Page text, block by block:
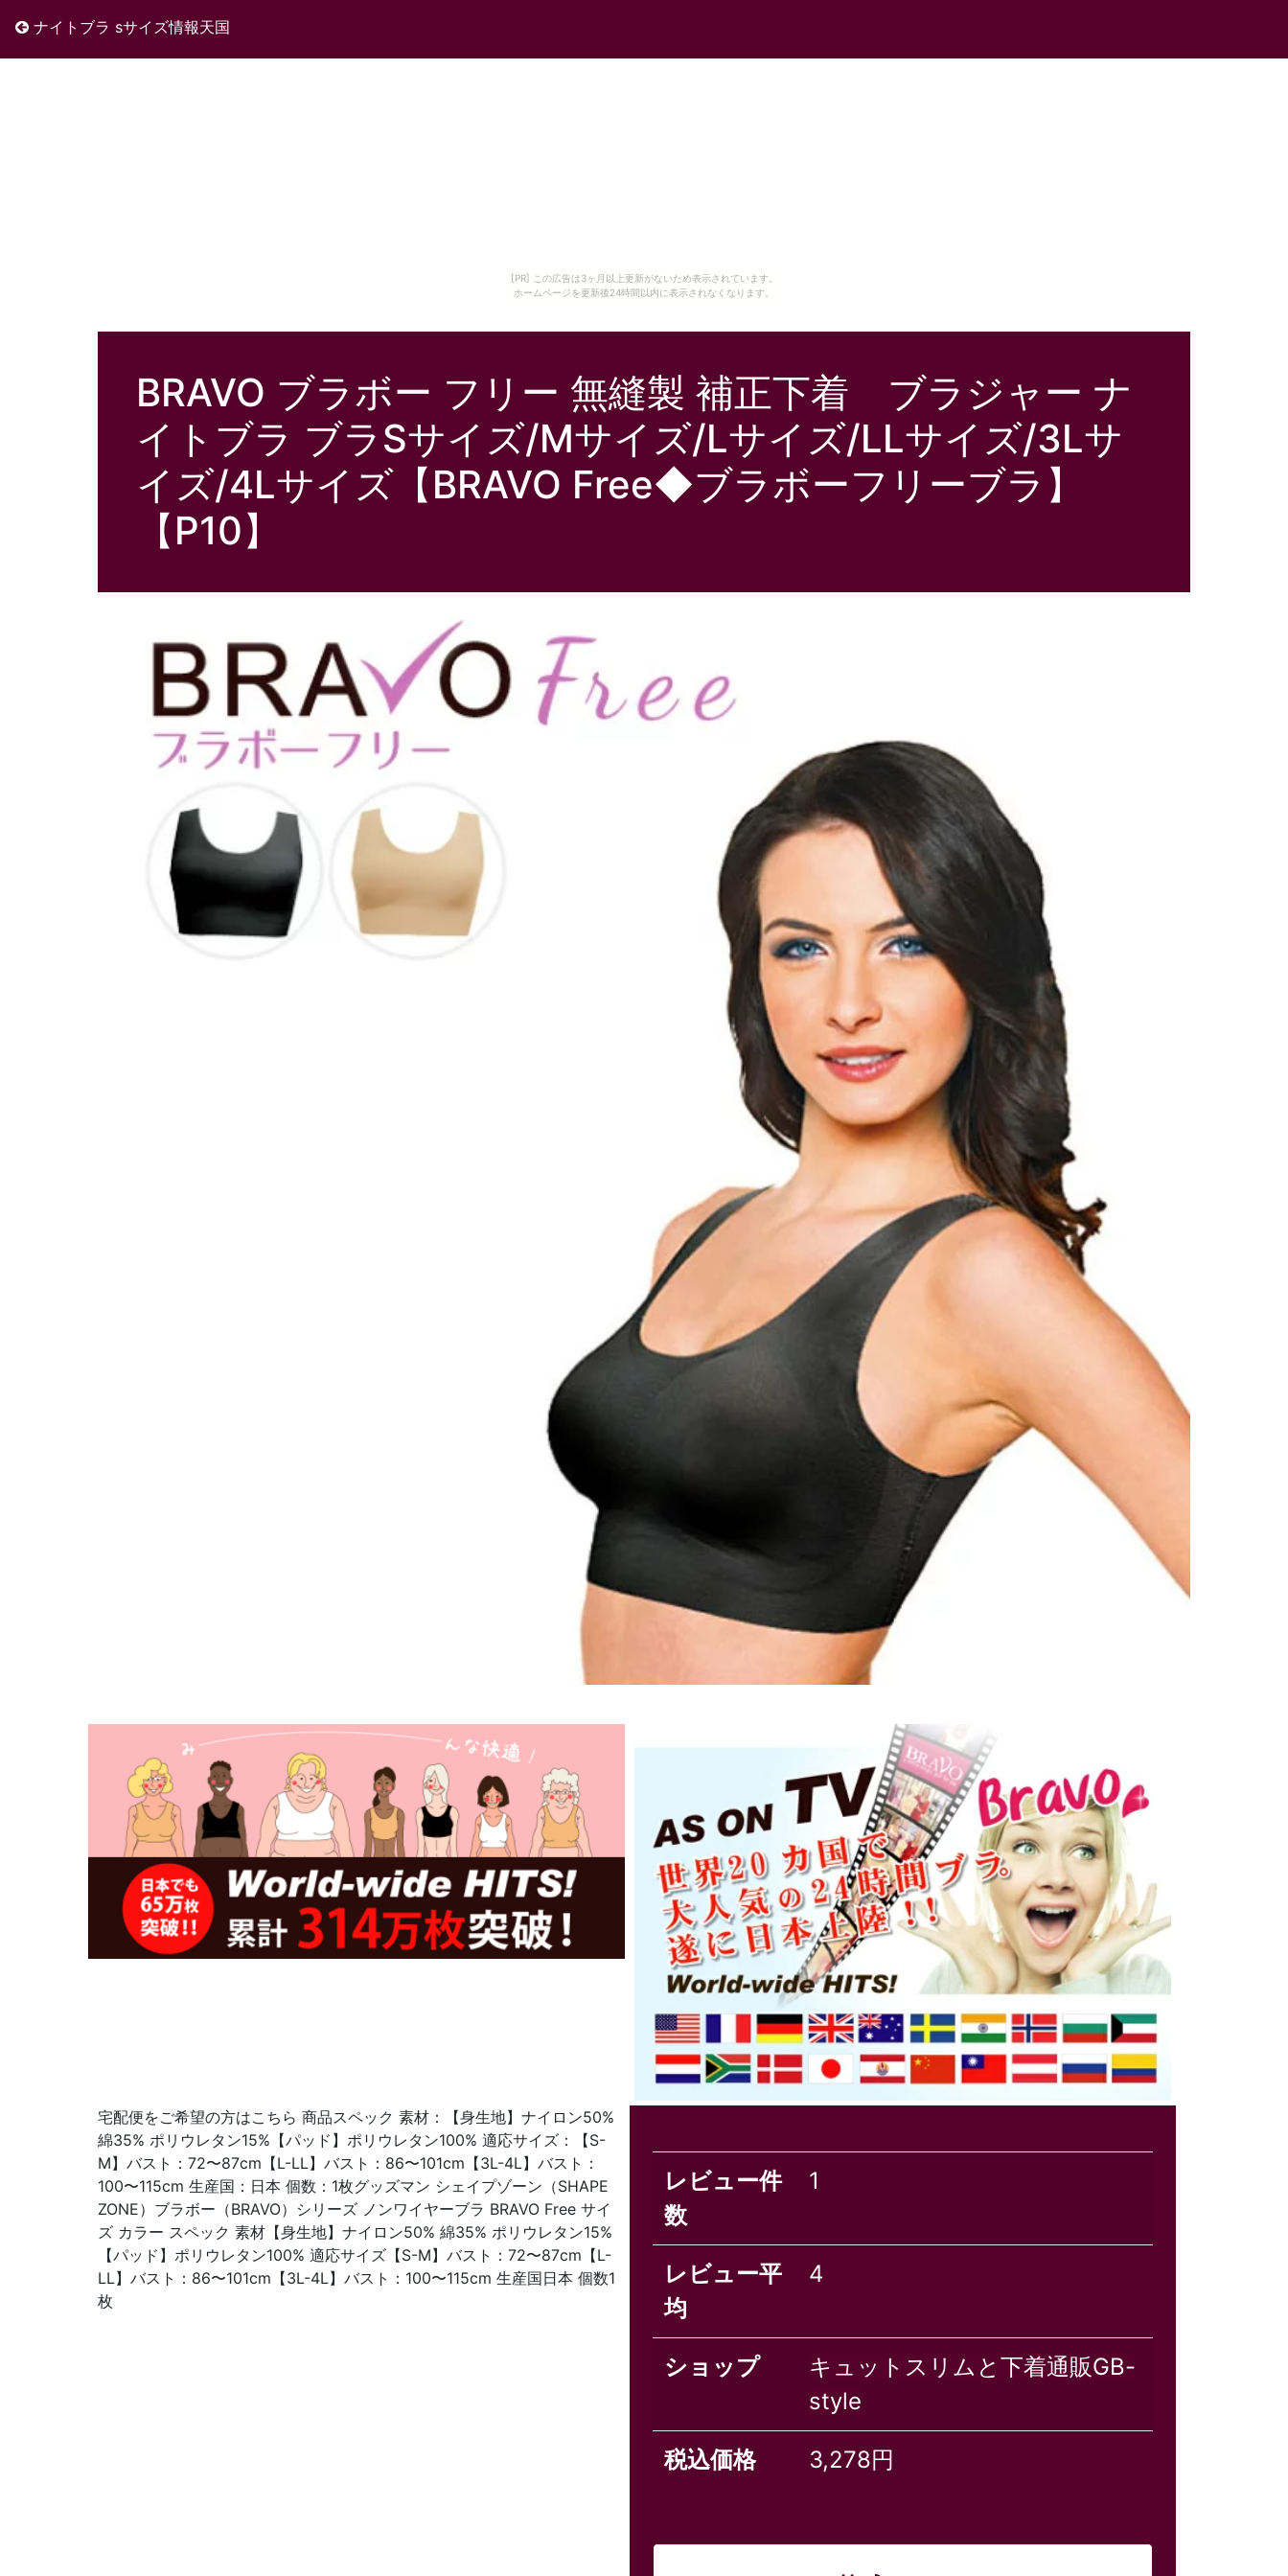
[PR] この広告は3ヶ月以上更新がないため表示されています。
ホームページを更新後24時間以内に表示されなくなります。
ナイトブラ sサイズ情報天国
BRAVO ブラボー フリー 無縫製 補正下着 ブラジャー ナ
イトブラ ブラSサイズ/Mサイズ/Lサイズ/LLサイズ/3Lサ
イズ/4Lサイズ【BRAVO Free◆ブラボーフリーブラ】
【P10】
宅配便をご希望の方はこちら 商品スペック 素材：【身生地】ナイロン50%
綿35% ポリウレタン15%【パッド】ポリウレタン100% 適応サイズ：【S-
M】バスト：72〜87cm【L-LL】バスト：86〜101cm【3L-4L】バスト：
100〜115cm 生産国：日本 個数：1枚グッズマン シェイプゾーン（SHAPE
ZONE）ブラボー（BRAVO）シリーズ ノンワイヤーブラ BRAVO Free サイ
ズ カラー スペック 素材【身生地】ナイロン50% 綿35% ポリウレタン15%
【パッド】ポリウレタン100% 適応サイズ【S-M】バスト：72〜87cm【L-
LL】バスト：86〜101cm【3L-4L】バスト：100〜115cm 生産国日本 個数1
枚
レビュー件
数
1
レビュー平
均
4
ショップ
キュットスリムと下着通販GB-
style
税込価格 3,278円